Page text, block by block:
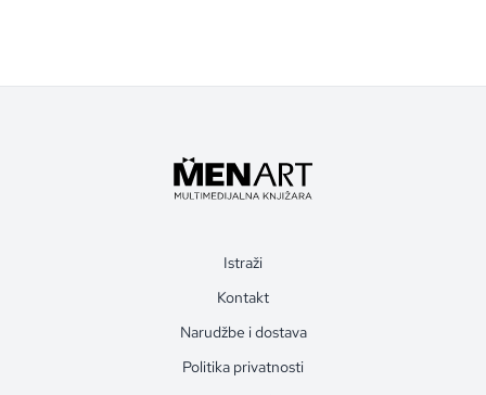
Istraži
Kontakt
Narudžbe i dostava
Politika privatnosti